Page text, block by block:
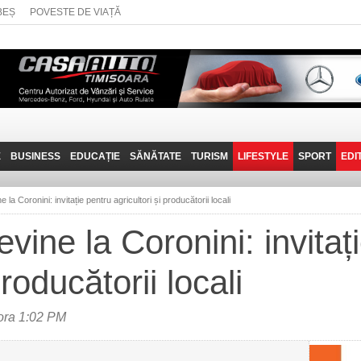
POVESTE DE VIAȚĂ
BUSINESS
JOB-URI
TEHNIT
EDUCAȚIE SĂNĂTATE TURISM
PRIN MUNȚII
BANATULUI
FANTASTICUL BANAT
TRAVEL VLOG
LIFESTYLE
POVESTE DE VIAȚĂ
SPORT
la Coronini: invitație pentru agricultori și producătorii locali
la Coronini:
locali
1:02 PM